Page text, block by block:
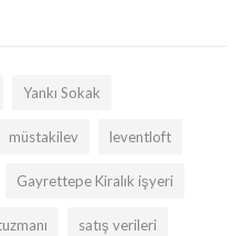
Yankı Sokak
müstakilev leventloft
Gayrettepe Kiralık işyeri
satış verileri